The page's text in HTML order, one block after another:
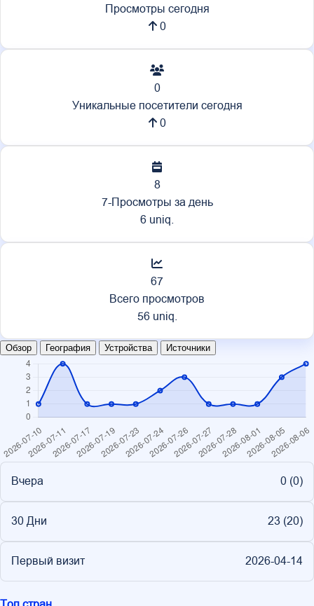
Просмотры сегодня
0
0
Уникальные посетители сегодня
0
8
7-Просмотры за день
6 uniq.
67
Всего просмотров
56 uniq.
Обзор География Устройства Источники
Вчера 0 (0)
30 Дни 23 (20)
Первый визит 2026-04-14